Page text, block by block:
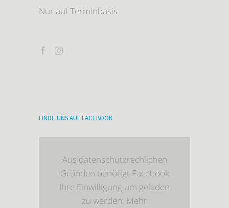
Nur auf Terminbasis
FINDE UNS AUF FACEBOOK
Aus datenschutzrechlichen
Gründen benötigt Facebook
Ihre Einwilligung um geladen
zu werden. Mehr